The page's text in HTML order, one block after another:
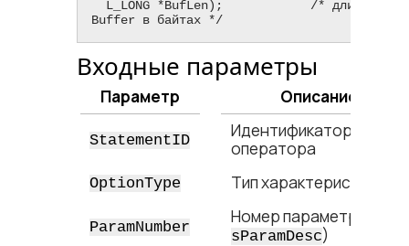
Buffer в байтах */
Входные параметры
Параметр Описание
StatementID
Идентификатор
оператора
OptionType Тип характеристики
ParamNumber
Номер параметра (для
sParamDesc)